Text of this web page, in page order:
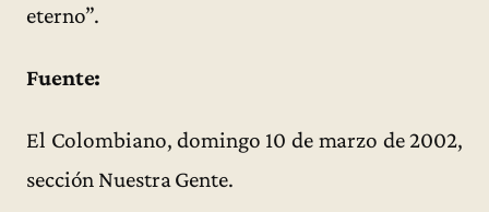
eterno”.
Fuente:
El Colombiano, domingo 10 de marzo de 2002,
sección Nuestra Gente.